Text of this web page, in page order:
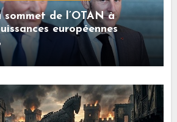
de l’OTAN à
européennes
en Ukraine vers un
la Russie